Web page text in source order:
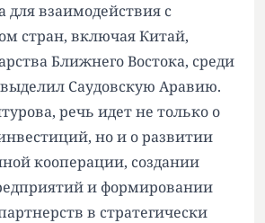
для взаимодействия с
стран, включая Китай,
Ближнего Востока, среди
Саудовскую Аравию.
речь идет не только о
но и о развитии
кооперации, создании
и формировании
в стратегически